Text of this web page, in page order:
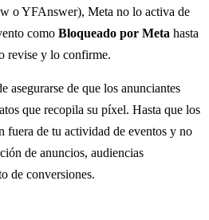
o YFAnswer), Meta no lo activa de
como Bloqueado por Meta hasta
revise y lo confirme.
asegurarse de que los anunciantes
que recopila su píxel. Hasta que los
fuera de tu actividad de eventos y no
de anuncios, audiencias
de conversiones.